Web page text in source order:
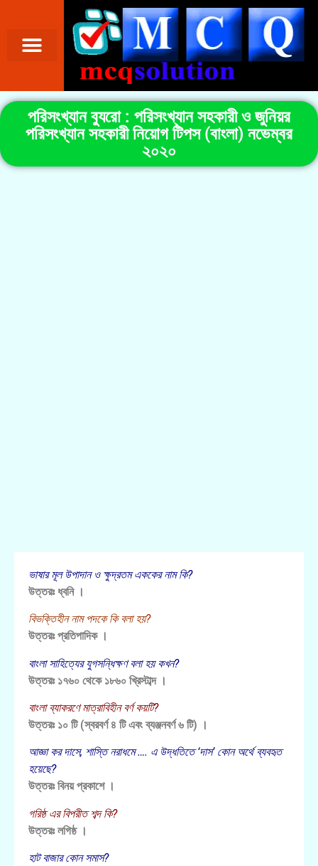
পরিসংখ্যান ব্যুরো : পরিসংখ্যান সহকারী ও জুনিয়র
পরিসংখ্যান সহকারী নিয়োগ টিপস (বাংলা) নভেম্বর
২০২০
ভাষার মূল উপাদান ও ক্ষুদ্রতম এককের নাম কি?
উত্তরঃ ধ্বনি ।
বিভক্তিহীন নাম পদকে কি বলা হয়?
উত্তরঃ প্রতিপাদিক ।
বাংলা সাহিত্যের যুগসন্ধিক্ষণ বলা হয় কখন?
উত্তরঃ ১৭৬০ থেকে ১৮৬০ খ্রিস্টাব্দ ।
বাংলা ব্যাকরণে মাত্রাবিহীন বর্ণ কয়টি?
উত্তরঃ ১০ টি (স্বরবর্ণ ৪ টি এবং ব্যঞ্জনবর্ণ ৬ টি) ।
আজ্ঞা কর দাসে, শাস্তি নরাধমে …. এ উদ্ধতিতে ‘দাস’ কোন অর্থে ব্যবহৃত
হয়েছে?
উত্তরঃ বিনয় প্রকাশে ।
গরিষ্ঠ এর বিপরীত শব্দ কি?
উত্তরঃ লগিষ্ঠ ।
হাট বাজার কোন সমাস?